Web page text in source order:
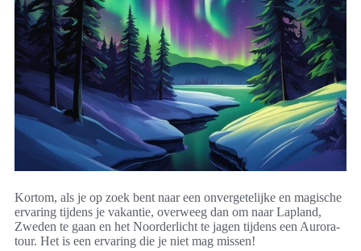
Kortom, als je op zoek bent naar een onvergetelijke en magische
ervaring tijdens je vakantie, overweeg dan om naar Lapland,
Zweden te gaan en het Noorderlicht te jagen tijdens een Aurora-
tour. Het is een ervaring die je niet mag missen!